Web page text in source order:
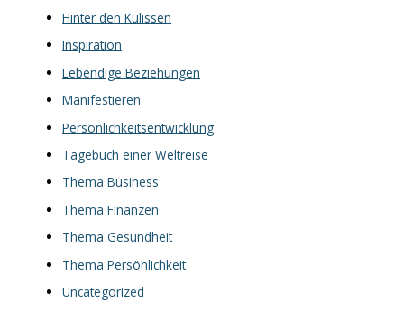
Hinter den Kulissen
Inspiration
Lebendige Beziehungen
Manifestieren
Persönlichkeitsentwicklung
Tagebuch einer Weltreise
Thema Business
Thema Finanzen
Thema Gesundheit
Thema Persönlichkeit
Uncategorized